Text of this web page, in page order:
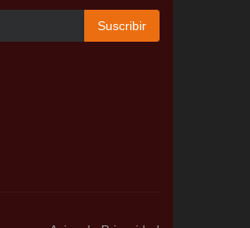
Suscribir